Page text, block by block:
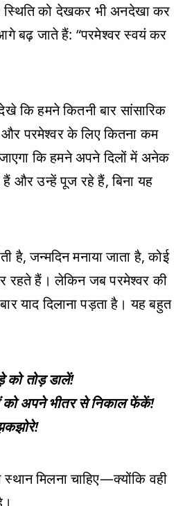
स्थिति को देखकर भी अनदेखा कर
बढ़ जाते हैं: “परमेश्वर स्वयं कर
कि हमने कितनी बार सांसारिक
और परमेश्वर के लिए कितना कम
कि हमने अपने दिलों में अनेक
और उन्हें पूज रहे हैं, बिना यह
है, जन्मदिन मनाया जाता है, कोई
रहते हैं। लेकिन जब परमेश्वर की
याद दिलाना पड़ता है। यह बहुत
तोड़ डालें!
अपने भीतर से निकाल फेंकें!
स्थान मिलना चाहिए—क्योंकि वही